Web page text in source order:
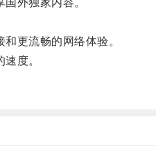
外独家内容。
更流畅的网络体验。
度。